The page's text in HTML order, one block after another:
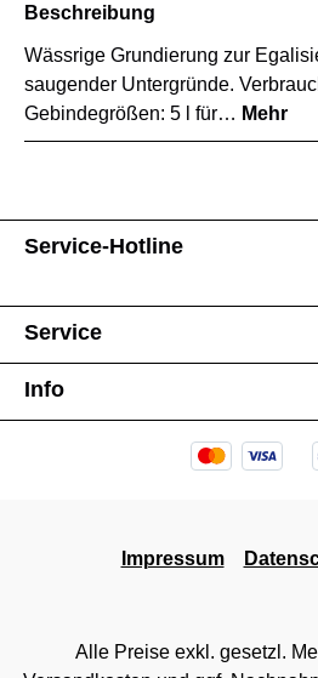
Beschreibung
Wässrige Grundierung zur
saugender Untergründe.
Gebindegrößen: 5 l für… Mehr
Service-Hotline
Service
Info
Impressum
Alle Preise exkl. gesetzl.